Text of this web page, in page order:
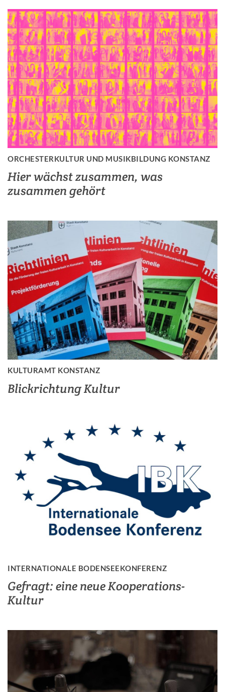
ORCHESTERKULTUR UND MUSIKBILDUNG KONSTANZ
Hier wächst zusammen, was
zusammen gehört
KULTURAMT KONSTANZ
Blickrichtung Kultur
INTERNATIONALE BODENSEEKONFERENZ
Gefragt: eine neue Kooperations-
Kultur